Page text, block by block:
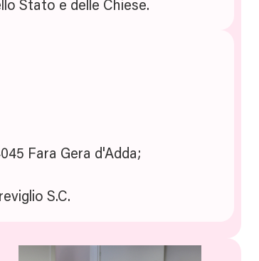
Stato e delle Chiese.
Fara Gera d'Adda;
S.C.